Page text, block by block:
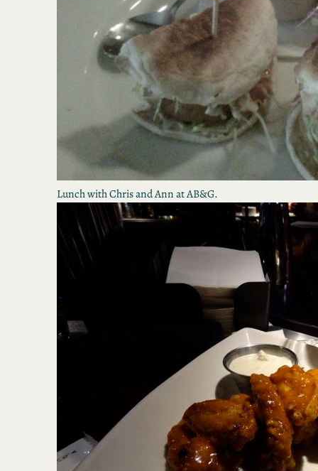
Lunch with Chris and Ann at AB&G.